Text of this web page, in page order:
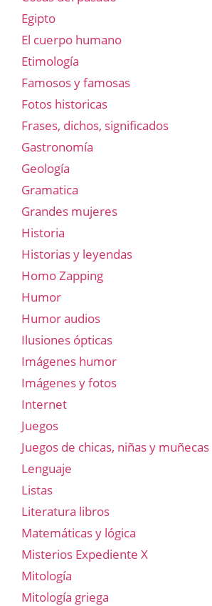
Egipto
El cuerpo humano
Etimología
Famosos y famosas
Fotos historicas
Frases, dichos, significados
Gastronomía
Geología
Gramatica
Grandes mujeres
Historia
Historias y leyendas
Homo Zapping
Humor
Humor audios
Ilusiones ópticas
Imágenes humor
Imágenes y fotos
Internet
Juegos
Juegos de chicas, niñas y muñecas
Lenguaje
Listas
Literatura libros
Matemáticas y lógica
Misterios Expediente X
Mitología
Mitología griega